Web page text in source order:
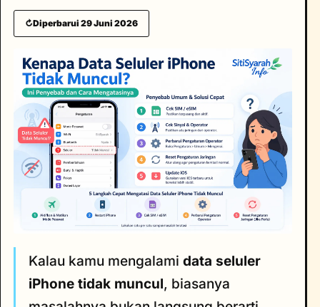
↻Diperbarui 29 Juni 2026
Kalau kamu mengalami data seluler
iPhone tidak muncul, biasanya